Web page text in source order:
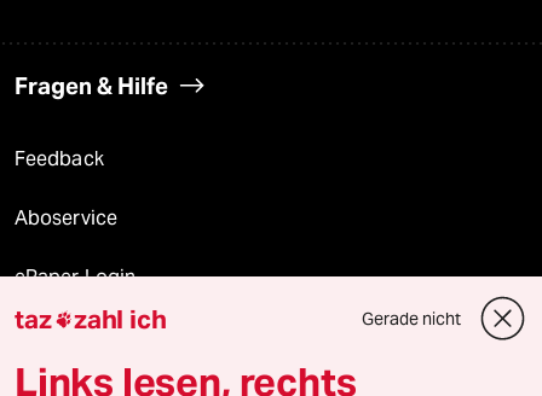
Fragen & Hilfe
Feedback
Aboservice
ePaper Login
Downloads für Abonnierende
taz zahl ich Gerade nicht
Links lesen, rechts